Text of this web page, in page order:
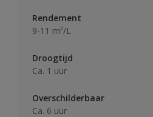
Rendement
9-11 m²/L
Droogtijd
Ca. 1 uur
Overschilderbaar
Ca. 6 uur